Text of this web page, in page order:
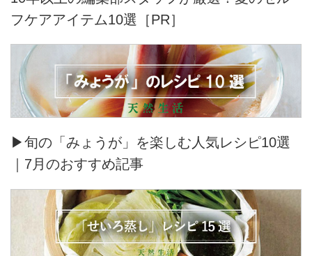
フケアアイテム10選［PR］
▶旬の「みょうが」を楽しむ人気レシピ10選
｜7月のおすすめ記事